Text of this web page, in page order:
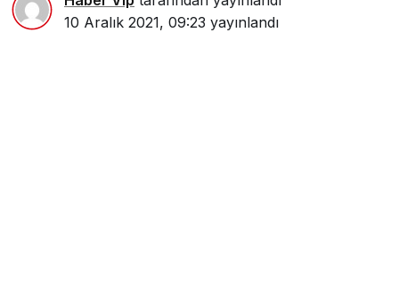
10 Aralık 2021, 09:23 yayınlandı